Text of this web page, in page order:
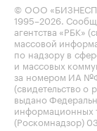
© ООО
1995–2026 .
агентства «РБК»
массовой
по надзору в
и массовых
за номером ИА
(свидетельство о
выдано
информационных
(Роскомнадзор)